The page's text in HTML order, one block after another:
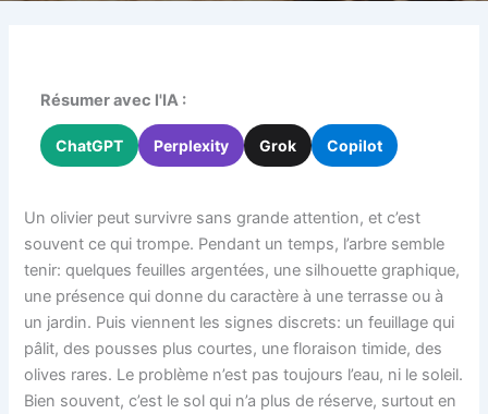
Résumer avec l'IA :
ChatGPT Perplexity Grok Copilot
Un olivier peut survivre sans grande attention, et c’est
souvent ce qui trompe. Pendant un temps, l’arbre semble
tenir: quelques feuilles argentées, une silhouette graphique,
une présence qui donne du caractère à une terrasse ou à
un jardin. Puis viennent les signes discrets: un feuillage qui
pâlit, des pousses plus courtes, une floraison timide, des
olives rares. Le problème n’est pas toujours l’eau, ni le soleil.
Bien souvent, c’est le sol qui n’a plus de réserve, surtout en